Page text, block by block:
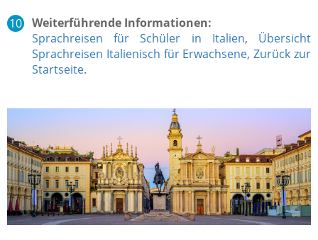
Weiterführende Informationen:
Sprachreisen für Schüler in Italien, Übersicht
Sprachreisen Italienisch für Erwachsene,Zurück zur
Startseite.